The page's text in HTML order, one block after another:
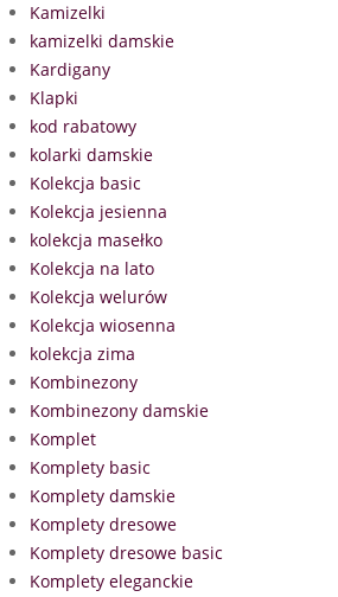
Kamizelki
kamizelki damskie
Kardigany
Klapki
kod rabatowy
kolarki damskie
Kolekcja basic
Kolekcja jesienna
kolekcja masełko
Kolekcja na lato
Kolekcja welurów
Kolekcja wiosenna
kolekcja zima
Kombinezony
Kombinezony damskie
Komplet
Komplety basic
Komplety damskie
Komplety dresowe
Komplety dresowe basic
Komplety eleganckie